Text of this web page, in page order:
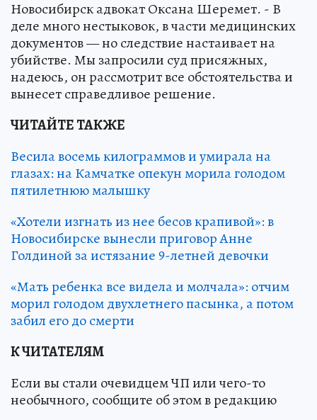
Новосибирск адвокат Оксана Шеремет. - В
деле много нестыковок, в части медицинских
документов — но следствие настаивает на
убийстве. Мы запросили суд присяжных,
надеюсь, он рассмотрит все обстоятельства и
вынесет справедливое решение.
ЧИТАЙТЕ ТАКЖЕ
Весила восемь килограммов и умирала на
глазах: на Камчатке опекун морила голодом
пятилетнюю малышку
«Хотели изгнать из нее бесов крапивой»: в
Новосибирске вынесли приговор Анне
Голдиной за истязание 9-летней девочки
«Мать ребенка все видела и молчала»: отчим
морил голодом двухлетнего пасынка, а потом
забил его до смерти
К ЧИТАТЕЛЯМ
Если вы стали очевидцем ЧП или чего-то
необычного, сообщите об этом в редакцию